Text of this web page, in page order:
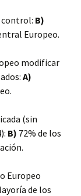
control: B)
Europeo.
modificar
A)
(sin
B) 72% de los
Europeo
de los